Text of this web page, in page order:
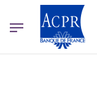
ACPR Menu Principal